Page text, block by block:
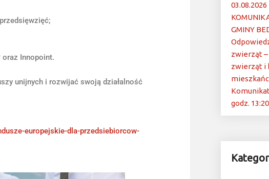
oraz Innopoint.
unijnych i rozwijać swoją działalność
europejskie-dla-przedsiebiorcow-
03.08.2026
GMINY
zwierząt
zwierząt i
godz.